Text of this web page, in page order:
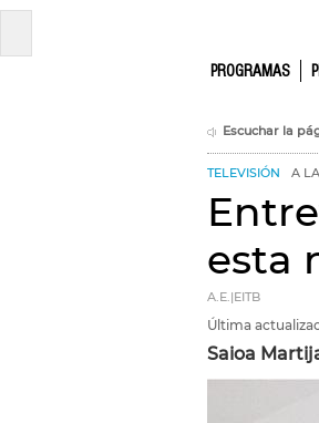
PROGRAMAS
Escuchar la
TELEVISIÓN A
esta
A.E.|EITB
Última
Saioa